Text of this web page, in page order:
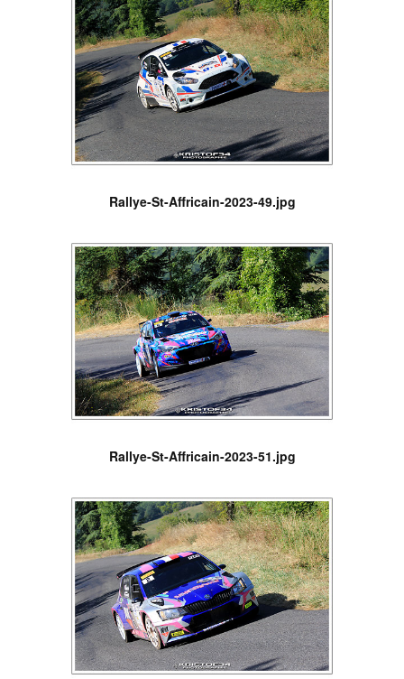
Rallye-St-Affricain-2023-49.jpg
Rallye-St-Affricain-2023-51.jpg